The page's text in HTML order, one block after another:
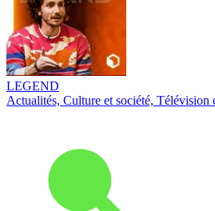
LEGEND
Actualités, Culture et société, Télévision